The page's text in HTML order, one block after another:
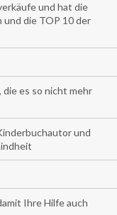
und hat die
und die TOP 10 der
es so nicht mehr
und
Ihre Hilfe auch